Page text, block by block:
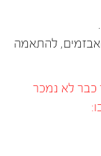
להתאמה
כבר לא נמכר